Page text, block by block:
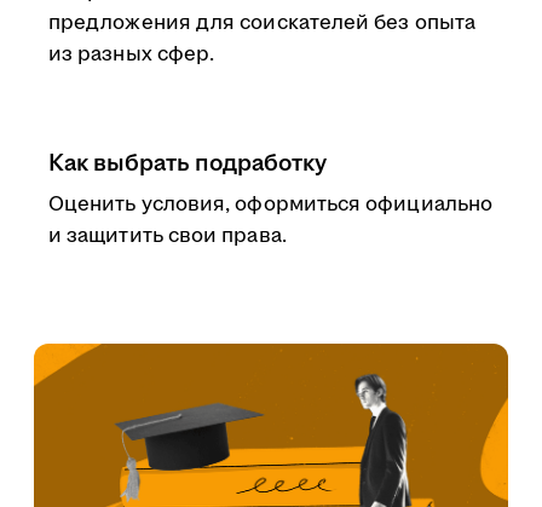
предложения для соискателей без опыта
из разных сфер.
Как выбрать подработку
Оценить условия, оформиться официально
и защитить свои права.